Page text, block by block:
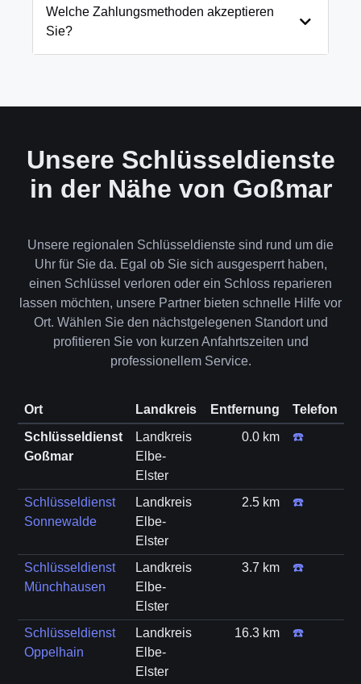
und öffnen Ihre Tür in 99% der Fälle
zerstörungsfrei. Nur in absoluten Ausnahmefällen,
Welche Zahlungsmethoden akzeptieren
Sie?
Unsere Schlüsseldienste
in der Nähe von Goßmar
Unsere regionalen Schlüsseldienste sind rund um die
Uhr für Sie da. Egal ob Sie sich ausgesperrt haben,
einen Schlüssel verloren oder ein Schloss reparieren
lassen möchten, unsere Partner bieten schnelle Hilfe vor
Ort. Wählen Sie den nächstgelegenen Standort und
profitieren Sie von kurzen Anfahrtszeiten und
professionellem Service.
Ort Landkreis Entfernung
Telefon
Schlüsseldienst
Goßmar
Landkreis
Elbe-
Elster
0.0 km ☎️
Schlüsseldienst
Sonnewalde
Landkreis
Elbe-
Elster
2.5 km ☎️
Schlüsseldienst
Münchhausen
Landkreis
Elbe-
Elster
3.7 km ☎️
Schlüsseldienst
Oppelhain
Landkreis
Elbe-
Elster
16.3 km ☎️